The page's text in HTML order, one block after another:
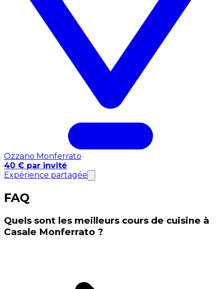
Ozzano Monferrato
40 € par invité
Expérience partagée
FAQ
Quels sont les meilleurs cours de cuisine à
Casale Monferrato ?